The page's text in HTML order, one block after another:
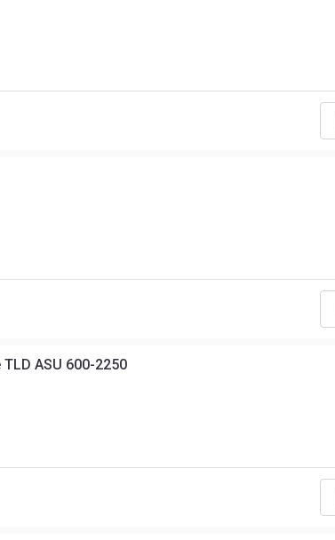
ASU 600-2250